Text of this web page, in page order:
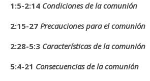
1:5-2:14 Condiciones de la comunión
2:15-27 Precauciones para el comunión
2:28-5:3 Características de la comunión
5:4-21 Consecuencias de la comunión